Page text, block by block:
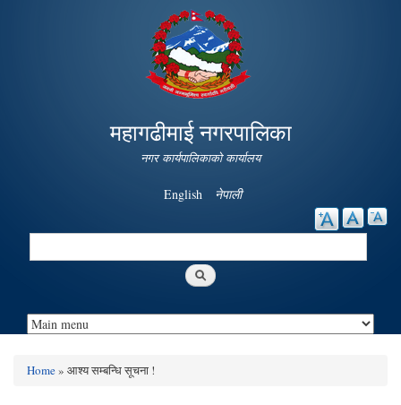
Skip to
main
content
महागढीमाई नगरपालिका
नगर कार्यपालिकाको कार्यालय
English नेपाली
Search
Home» आश्य सम्बन्धि सूचना !